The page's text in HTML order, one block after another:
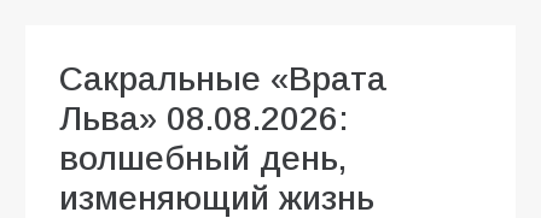
Сакральные «Врата
Льва» 08.08.2026:
волшебный день,
изменяющий жизнь